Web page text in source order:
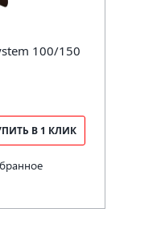
100/150
В 1 КЛИК